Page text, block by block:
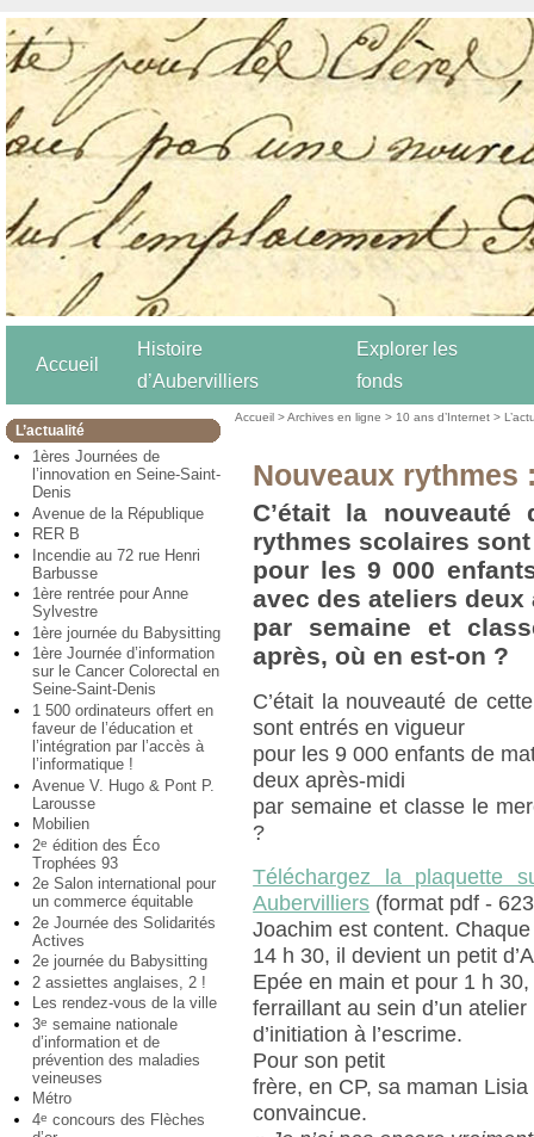
Accueil
Histoire
d’Aubervilliers
Explorer les
fonds
L’actualité
1ères Journées de
l’innovation en Seine-Saint-
Denis
Avenue de la République
RER B
Incendie au 72 rue Henri
Barbusse
1ère rentrée pour Anne
Sylvestre
1ère journée du Babysitting
1ère Journée d’information
sur le Cancer Colorectal en
Seine-Saint-Denis
1 500 ordinateurs offert en
faveur de l’éducation et
l’intégration par l’accès à
l’informatique !
Avenue V. Hugo & Pont P.
Larousse
Mobilien
2e édition des Éco
Trophées 93
2e Salon international pour
un commerce équitable
2e Journée des Solidarités
Actives
2e journée du Babysitting
2 assiettes anglaises, 2 !
Les rendez-vous de la ville
3e semaine nationale
d’information et de
prévention des maladies
veineuses
Métro
4e concours des Flèches
Accueil >Archives en ligne > 10 ans d’Internet >
Nouveaux rythmes
C’était la
rythmes scolaires
pour les 9 000
avec des ateliers deux
par semaine et
après, où en est-on ?
C’était la nouveauté de
sont entrés en vigueur
pour les 9 000 enfants de
deux après-midi
par semaine et classe le
?
Téléchargez la plaquette
Aubervilliers (format pdf -
Joachim est content.
14 h 30, il devient un petit
Epée en main et pour 1 h
ferraillant au sein d’un
d’initiation à l’escrime.
Pour son petit
frère, en CP, sa maman
convaincue.